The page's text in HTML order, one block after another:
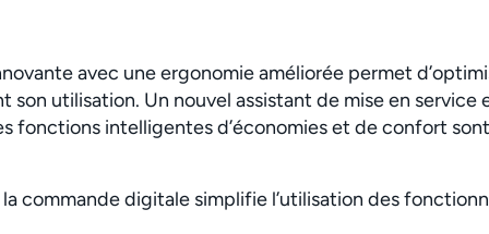
avec une ergonomie améliorée permet
son utilisation. Un nouvel assistant de mise en
fonctions intelligentes d’économies et de confort
commande digitale simplifie l’utilisation des